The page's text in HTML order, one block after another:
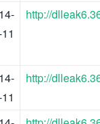
http://
http://